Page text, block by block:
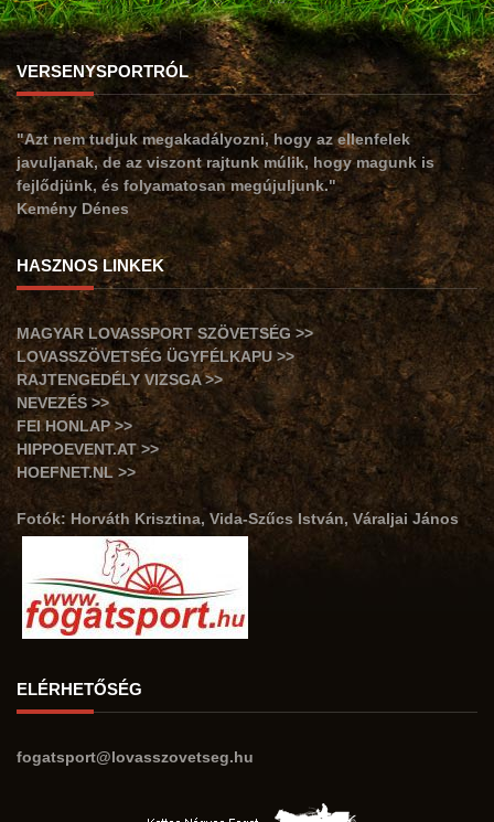
VERSENYSPORTRÓL
"Azt nem tudjuk megakadályozni, hogy az ellenfelek
javuljanak, de az viszont rajtunk múlik, hogy magunk is
fejlődjünk, és folyamatosan megújuljunk."
Kemény Dénes
HASZNOS LINKEK
MAGYAR LOVASSPORT SZÖVETSÉG >>
LOVASSZÖVETSÉG ÜGYFÉLKAPU >>
RAJTENGEDÉLY VIZSGA >>
NEVEZÉS >>
FEI HONLAP >>
HIPPOEVENT.AT >>
HOEFNET.NL >>
Fotók: Horváth Krisztina, Vida-Szűcs István, Váraljai János
ELÉRHETŐSÉG
fogatsport@lovasszovetseg.hu